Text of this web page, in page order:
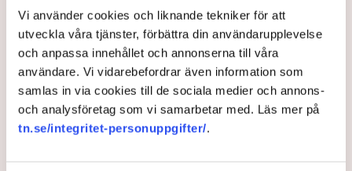
Vi använder cookies och liknande tekniker för att
utveckla våra tjänster, förbättra din användarupplevelse
och anpassa innehållet och annonserna till våra
användare. Vi vidarebefordrar även information som
samlas in via cookies till de sociala medier och annons-
och analysföretag som vi samarbetar med. Läs mer på
tn.se/integritet-personuppgifter/.
Vattenfall Hitachi Kärnkraft
Rolls-Royce Motor Cars
Göteborg
Storbritannien Oskarshamn
Pontus Nyman
pontus.nyman@tn.se